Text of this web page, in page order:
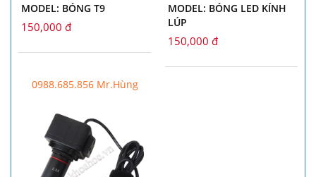
MODEL: BÓNG T9
150,000 đ
MODEL: BÓNG LED KÍNH
LÚP
150,000 đ
0988.685.856 Mr.Hùng